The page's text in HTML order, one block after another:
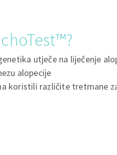
utječe na liječenje
alopecije
koristili različite tretmane